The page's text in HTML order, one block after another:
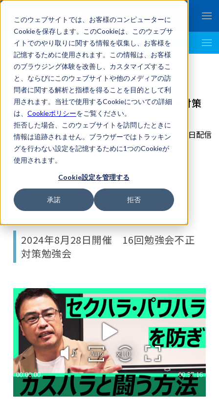
このウェブサイトでは、お客様のコンピューターに
Cookieを保存します。このCookieは、このウェブサ
イトでのやり取りに関する情報を収集し、お客様を
記憶するために使用されます。この情報は、お客様
のブラウジング体験を改善し、カスタマイズするこ
と、ならびにこのウェブサイトや他のメディアの訪
問者に関する解析と指標を得ることを目的として利
用されます。当社で使用するCookieについての詳細
は、 Cookieポリシーをご覧ください。
拒否した場合、このウェブサイトを訪問したときに
情報は追跡されません。ブラウザーではトラッキン
グを行わない設定を記憶するために1つのCookieが
使用されます。
Cookie設定を管理する
承諾 拒否
Business Intelligence Top
2024年8月28日開催 16回勉強会不正対策
勉強会
2025年09月08日配信
2024年8月28日開催 16回勉強会不正
対策勉強会